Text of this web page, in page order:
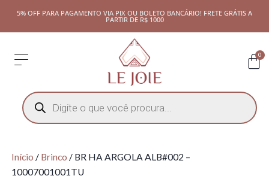
5% OFF PARA PAGAMENTO VIA PIX OU BOLETO BANCÁRIO! FRETE GRÁTIS A
PARTIR DE R$ 1000
0
Início / Brinco / BR HA ARGOLA ALB#002 –
10007001001TU